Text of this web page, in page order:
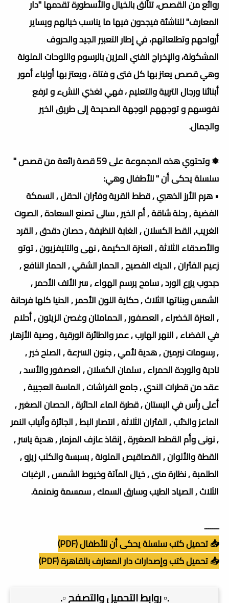
روائع من القصص، تتألق بالخيال والأسطورة تقدمها "دار
المعارف" للناشئة فيجدون فيها ما يناسب خيالهم ويسایر
أرواحهم وتطلعاتهم، في إطار التعبير الجيد والحروف
المشكولة، والإخراج الفني المزين بالرسوم واللوحات الملونة
وهي قصص يعتز بها كل فتى و فتاة ، ويعتز بها أولياء أمور
أبنائنا ورجال التربية والتعليم ، فهي تغذي النشء و ترفع
نفوسهم و توجههم الوجهة الصحيحة إلى طريق الخير
والجمال.
❅ وتحتوي هذه المجموعة على 59 قصة رائعة من قصص "
سلسلة يحكى أن " للأطفال وهي:
• هرم الأرز الذهبي , قطط القرية وفئران الحقل , السمكة
الفضية , رحلة شاقة , أم الخير , سالى تصنع السعادة , الصوت
الغريب, القط الكسلان , الغابة النظيفة , حصان دقدق , القرد
والأصدقاء الثلاثة , العنزة الحكيمة , نهى والتليفزيون , توتو
زعيم الفئران , الديك الفصيح , الحمار الشقي , الحمار النافع ,
دبدوب يزرع الورد , سامح يرسم الهواء , سر الأنف الأحمر ,
الشمس وبناتها الثلاث , حكاية اللون الأحمر , الدنيا كلها فرحانة
, العنزة الخضراء , العصفور , الحمامتان وغصن الزيتون , أحلام
في الفضاء , النهر الهارب , عمر والطائرة الورقية , وصية الأزهار
, رسومات نيرمين , هدية لأمي , جنون السرعة , الصلح خير ,
نادية والوردة الحمراء , سلمان الكسلان , العصفور والأسد ,
عقد من قطرات الندي , جامع الفراشات , الماسة العجيبة ,
أعلى رأس في البستان , قطرة الماء الحائرة , الحصان الصغير ,
الماعز والذئب , الفئران الثلاثة , انتصار البط , الجائزة وأنياب النمر
, نونى وأم القطط الصغيرة , إنقاذ عازف المزمار , هدية ياسر ,
القطة والألوان , القصاقيص الملونة , بسبسة والكلب زيزو ,
الطلمبة , نظارة منى , خيال المآتة وخيوط الشمس , الرغبات
الثلاث , الصياد الطيب وسارق السمك , سمسمة ونمنمة.
ـــــــ
📥 تحميل كتب سلسلة يحكى أن للأطفال (PDF)
📥 تحميل كتب وإصدارات دار المعارف بالقاهرة (PDF)
.▫️ روابط التحميل والتصفح ▫️.